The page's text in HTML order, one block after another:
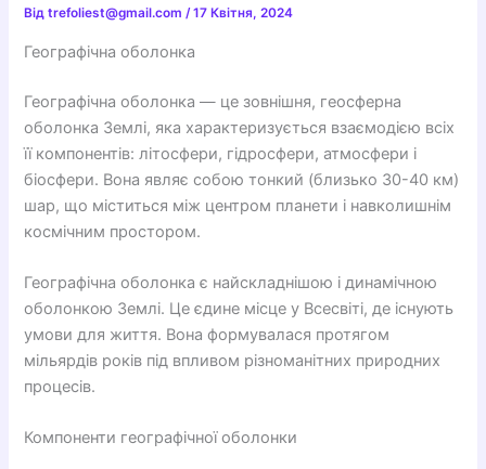
Відtrefoliest@gmail.com/17 Квітня, 2024
Географічна оболонка
Географічна оболонка — це зовнішня, геосферна
оболонка Землі, яка характеризується взаємодією всіх
її компонентів: літосфери, гідросфери, атмосфери і
біосфери. Вона являє собою тонкий (близько 30-40 км)
шар, що міститься між центром планети і навколишнім
космічним простором.
Географічна оболонка є найскладнішою і динамічною
оболонкою Землі. Це єдине місце у Всесвіті, де існують
умови для життя. Вона формувалася протягом
мільярдів років під впливом різноманітних природних
процесів.
Компоненти географічної оболонки